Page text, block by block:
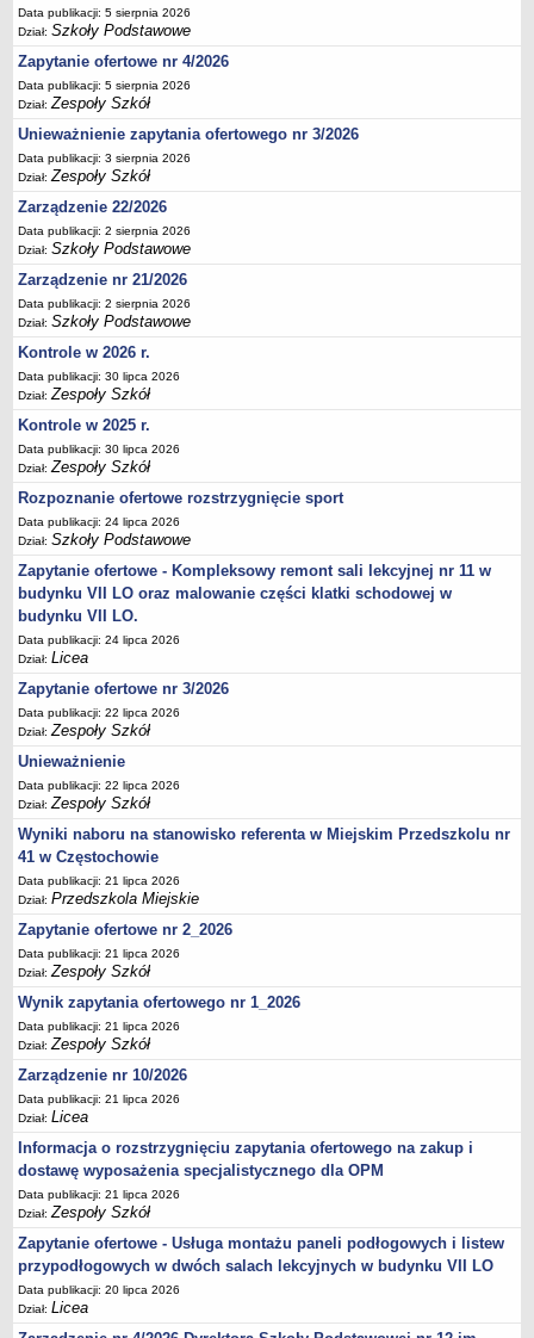
Zarządzenia
Rejestry, ewidencje, archiwa
Kontrole
PONOWNE WYKORZYSTYWANIE
Sprawozdania
Deklaracja dostępności
PONOWNE WYKORZYSTYWANIE
UDOSTĘPNIANIE INFORMACJI PUBLICZNEJ
OCHRONA DANYCH OSOBOWYCH
Data publikacji: 5 sierpnia 2026
Dział:Szkoły Podstawowe
Zapytanie ofertowe nr 4/2026
Data publikacji: 5 sierpnia 2026
Dział:Zespoły Szkół
Unieważnienie zapytania ofertowego nr 3/2026
Data publikacji: 3 sierpnia 2026
Dział:Zespoły Szkół
Zarządzenie 22/2026
Data publikacji: 2 sierpnia 2026
Dział:Szkoły Podstawowe
Zarządzenie nr 21/2026
Data publikacji: 2 sierpnia 2026
Dział:Szkoły Podstawowe
Kontrole w 2026 r.
Data publikacji: 30 lipca 2026
Dział:Zespoły Szkół
Kontrole w 2025 r.
Data publikacji: 30 lipca 2026
Dział:Zespoły Szkół
Rozpoznanie ofertowe rozstrzygnięcie sport
Data publikacji: 24 lipca 2026
Dział:Szkoły Podstawowe
Zapytanie ofertowe - Kompleksowy remont sali lekcyjnej nr 11 w
budynku VII LO oraz malowanie części klatki schodowej w
budynku VII LO.
Data publikacji: 24 lipca 2026
Dział:Licea
Zapytanie ofertowe nr 3/2026
Data publikacji: 22 lipca 2026
Dział:Zespoły Szkół
Unieważnienie
Data publikacji: 22 lipca 2026
Dział:Zespoły Szkół
Wyniki naboru na stanowisko referenta w Miejskim Przedszkolu nr
41 w Częstochowie
Data publikacji: 21 lipca 2026
Dział:Przedszkola Miejskie
Zapytanie ofertowe nr 2_2026
Data publikacji: 21 lipca 2026
Dział:Zespoły Szkół
Wynik zapytania ofertowego nr 1_2026
Data publikacji: 21 lipca 2026
Dział:Zespoły Szkół
Zarządzenie nr 10/2026
Data publikacji: 21 lipca 2026
Dział:Licea
Informacja o rozstrzygnięciu zapytania ofertowego na zakup i
dostawę wyposażenia specjalistycznego dla OPM
Data publikacji: 21 lipca 2026
Dział:Zespoły Szkół
Zapytanie ofertowe - Usługa montażu paneli podłogowych i listew
przypodłogowych w dwóch salach lekcyjnych w budynku VII LO
Data publikacji: 20 lipca 2026
Dział:Licea